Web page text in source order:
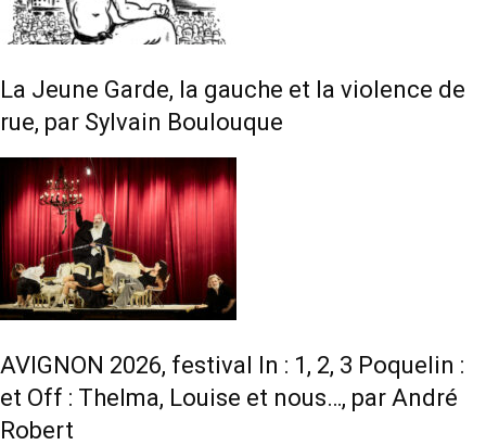
La Jeune Garde, la gauche et la violence de
rue, par Sylvain Boulouque
AVIGNON 2026, festival In : 1, 2, 3 Poquelin :
et Off : Thelma, Louise et nous…, par André
Robert